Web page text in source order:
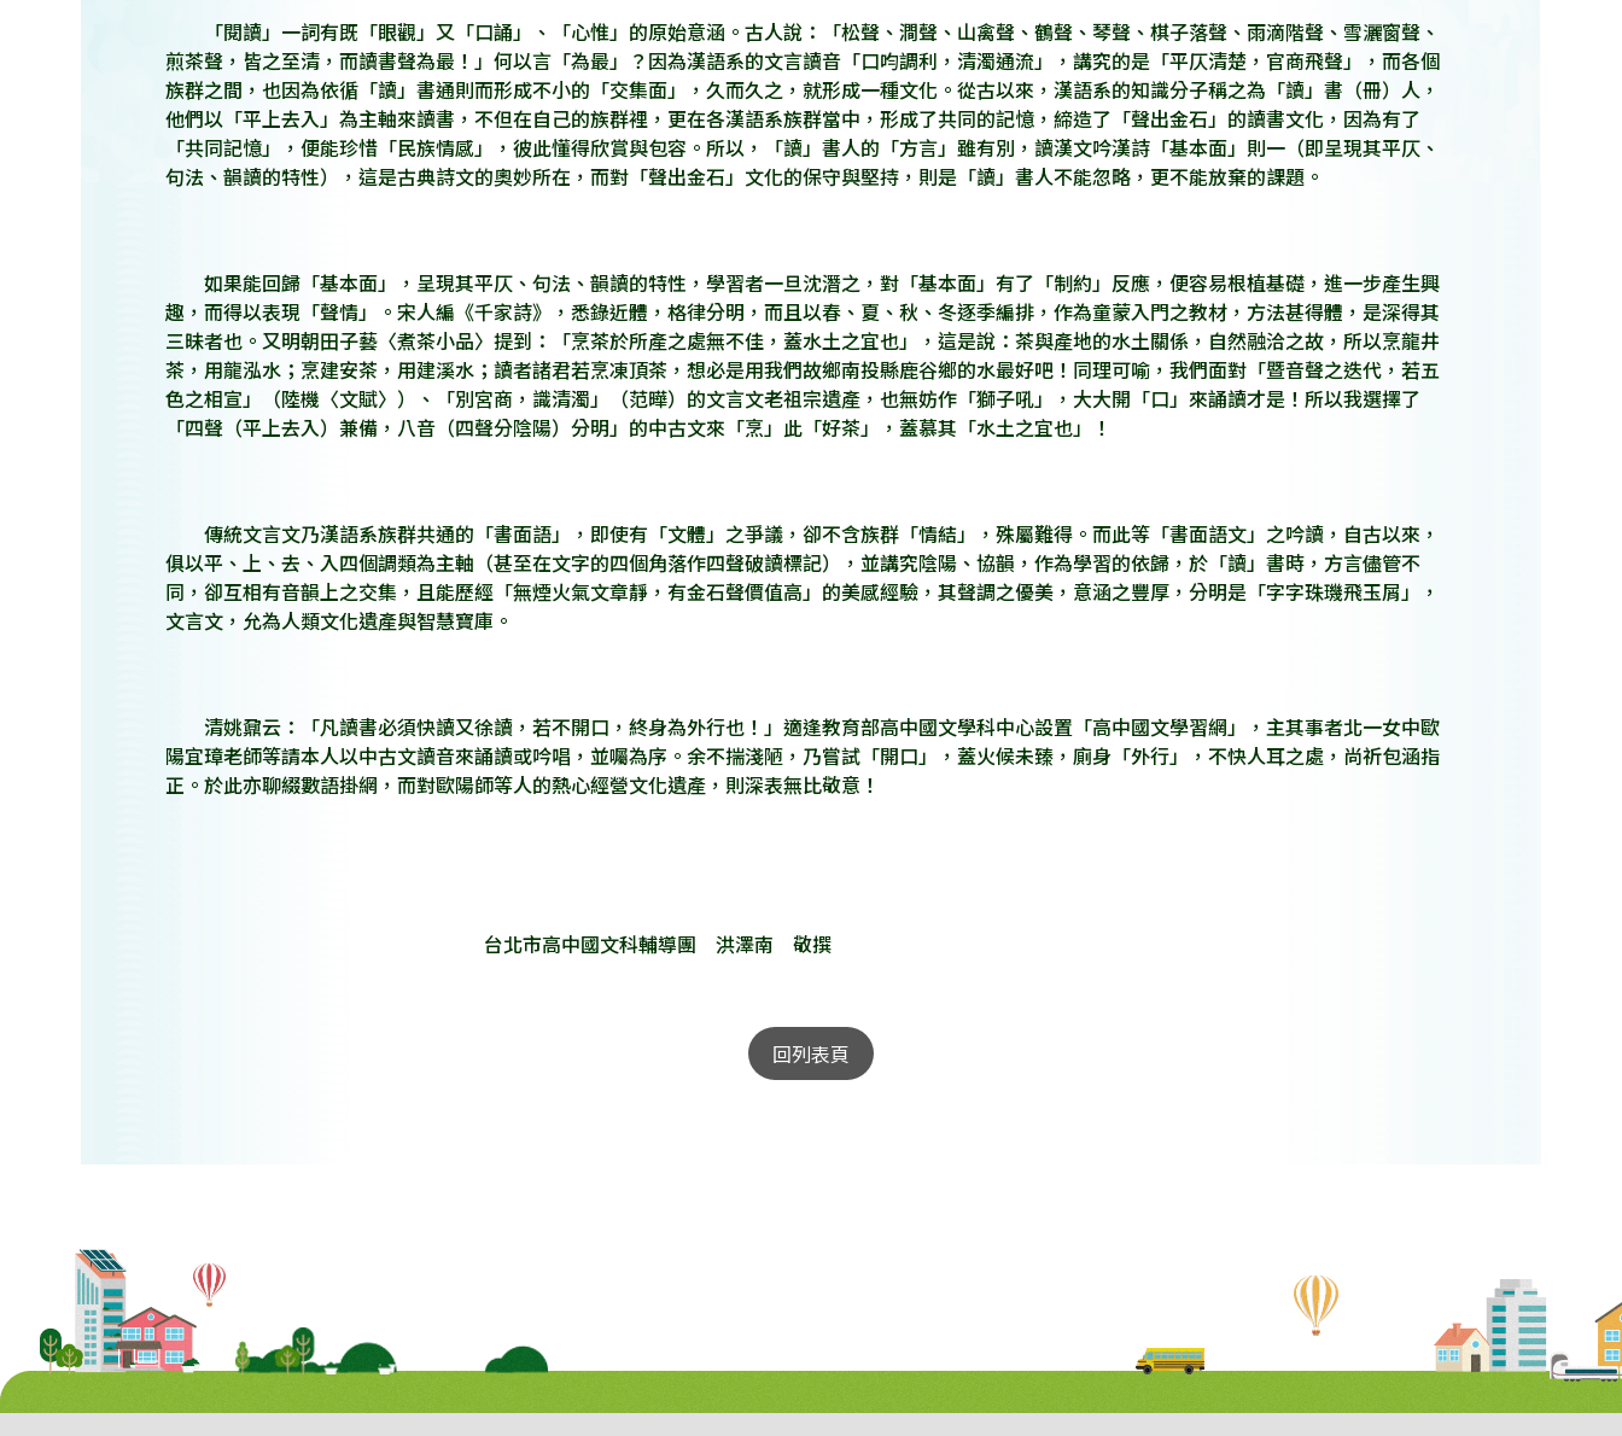
「閱讀」一詞有既「眼觀」又「口誦」、「心惟」的原始意涵。古人說：「松聲、澗聲、山禽聲、鶴聲、琴聲、棋子落聲、雨滴階聲、雪灑窗聲、
煎茶聲，皆之至清，而讀書聲為最！」何以言「為最」？因為漢語系的文言讀音「口呁調利，清濁通流」，講究的是「平仄清楚，官商飛聲」，而各個
族群之間，也因為依循「讀」書通則而形成不小的「交集面」，久而久之，就形成一種文化。從古以來，漢語系的知識分子稱之為「讀」書（冊）人，
他們以「平上去入」為主軸來讀書，不但在自己的族群裡，更在各漢語系族群當中，形成了共同的記憶，締造了「聲出金石」的讀書文化，因為有了
「共同記憶」，便能珍惜「民族情感」，彼此懂得欣賞與包容。所以，「讀」書人的「方言」雖有別，讀漢文吟漢詩「基本面」則一（即呈現其平仄、
句法、韻讀的特性），這是古典詩文的奧妙所在，而對「聲出金石」文化的保守與堅持，則是「讀」書人不能忽略，更不能放棄的課題。
如果能回歸「基本面」，呈現其平仄、句法、韻讀的特性，學習者一旦沈潛之，對「基本面」有了「制約」反應，便容易根植基礎，進一步產生興
趣，而得以表現「聲情」。宋人編《千家詩》，悉錄近體，格律分明，而且以春、夏、秋、冬逐季編排，作為童蒙入門之教材，方法甚得體，是深得其
三昧者也。又明朝田子藝〈煮茶小品〉提到：「烹茶於所產之處無不佳，蓋水土之宜也」，這是說：茶與產地的水土關係，自然融洽之故，所以烹龍井
茶，用龍泓水；烹建安茶，用建溪水；讀者諸君若烹凍頂茶，想必是用我們故鄉南投縣鹿谷鄉的水最好吧！同理可喻，我們面對「暨音聲之迭代，若五
色之相宣」（陸機〈文賦〉）、「別宮商，識清濁」（范曄）的文言文老祖宗遺產，也無妨作「獅子吼」，大大開「口」來誦讀才是！所以我選擇了
「四聲（平上去入）兼備，八音（四聲分陰陽）分明」的中古文來「烹」此「好茶」，蓋慕其「水土之宜也」！
傳統文言文乃漢語系族群共通的「書面語」，即使有「文體」之爭議，卻不含族群「情結」，殊屬難得。而此等「書面語文」之吟讀，自古以來，
俱以平、上、去、入四個調類為主軸（甚至在文字的四個角落作四聲破讀標記），並講究陰陽、協韻，作為學習的依歸，於「讀」書時，方言儘管不
同，卻互相有音韻上之交集，且能歷經「無煙火氣文章靜，有金石聲價值高」的美感經驗，其聲調之優美，意涵之豐厚，分明是「字字珠璣飛玉屑」，
文言文，允為人類文化遺產與智慧寶庫。
清姚鼐云：「凡讀書必須快讀又徐讀，若不開口，終身為外行也！」適逢教育部高中國文學科中心設置「高中國文學習網」，主其事者北一女中歐
陽宜璋老師等請本人以中古文讀音來誦讀或吟唱，並囑為序。余不揣淺陋，乃嘗試「開口」，蓋火候未臻，廁身「外行」，不快人耳之處，尚祈包涵指
正。於此亦聊綴數語掛網，而對歐陽師等人的熱心經營文化遺產，則深表無比敬意！
台北市高中國文科輔導團 洪澤南 敬撰
回列表頁